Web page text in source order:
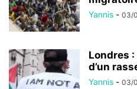
Yannis - 03/
Londres
d’un
Yannis - 03/